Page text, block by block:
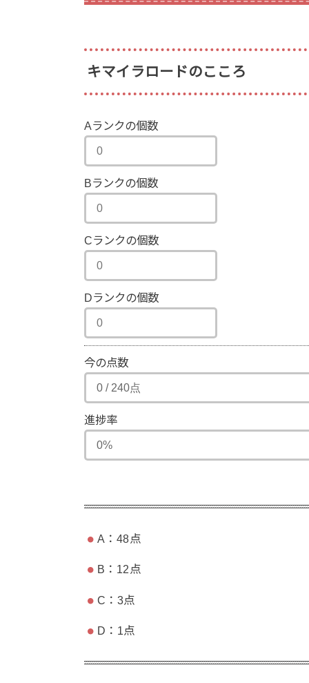
キマイラロードのこころ
Aランクの個数
Bランクの個数
Cランクの個数
Dランクの個数
今の点数
進捗率
A：48点
B：12点
C：3点
D：1点